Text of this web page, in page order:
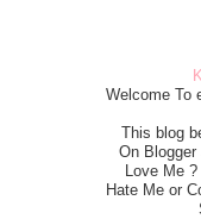
Kereta
Coming
Welcome To
This blog
On Blogger
Love Me
Hate Me or